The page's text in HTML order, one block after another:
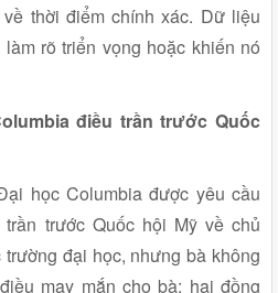
thời điểm chính xác. Dữ liệu
rõ triển vọng hoặc khiến nó
điều trần trước Quốc
học Columbia được yêu cầu
trước Quốc hội Mỹ về chủ
đại học, nhưng bà không
may mắn cho bà: hai đồng